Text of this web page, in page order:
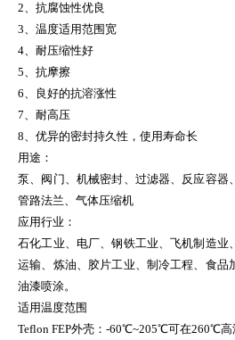
2、抗腐蚀性优良
3、温度适用范围宽
4、耐压缩性好
5、抗摩擦
6、良好的抗溶涨性
7、耐高压
8、优异的密封持久性，使用寿命长
用途：
泵、阀门、机械密封、过滤器、反应容器
管路法兰、气体压缩机
应用行业：
石化工业、电厂、钢铁工业、飞机制造业
运输、炼油、胶片工业、制冷工程、食品
油漆喷涂。
适用温度范围
Teflon FEP外壳：-60℃~205℃可在260℃高